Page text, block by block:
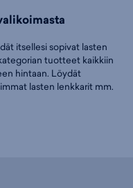
itsellesi sopivat lasten
tuotteet kaikkiin
hintaan. Löydät
lasten lenkkarit mm.
Sportilta